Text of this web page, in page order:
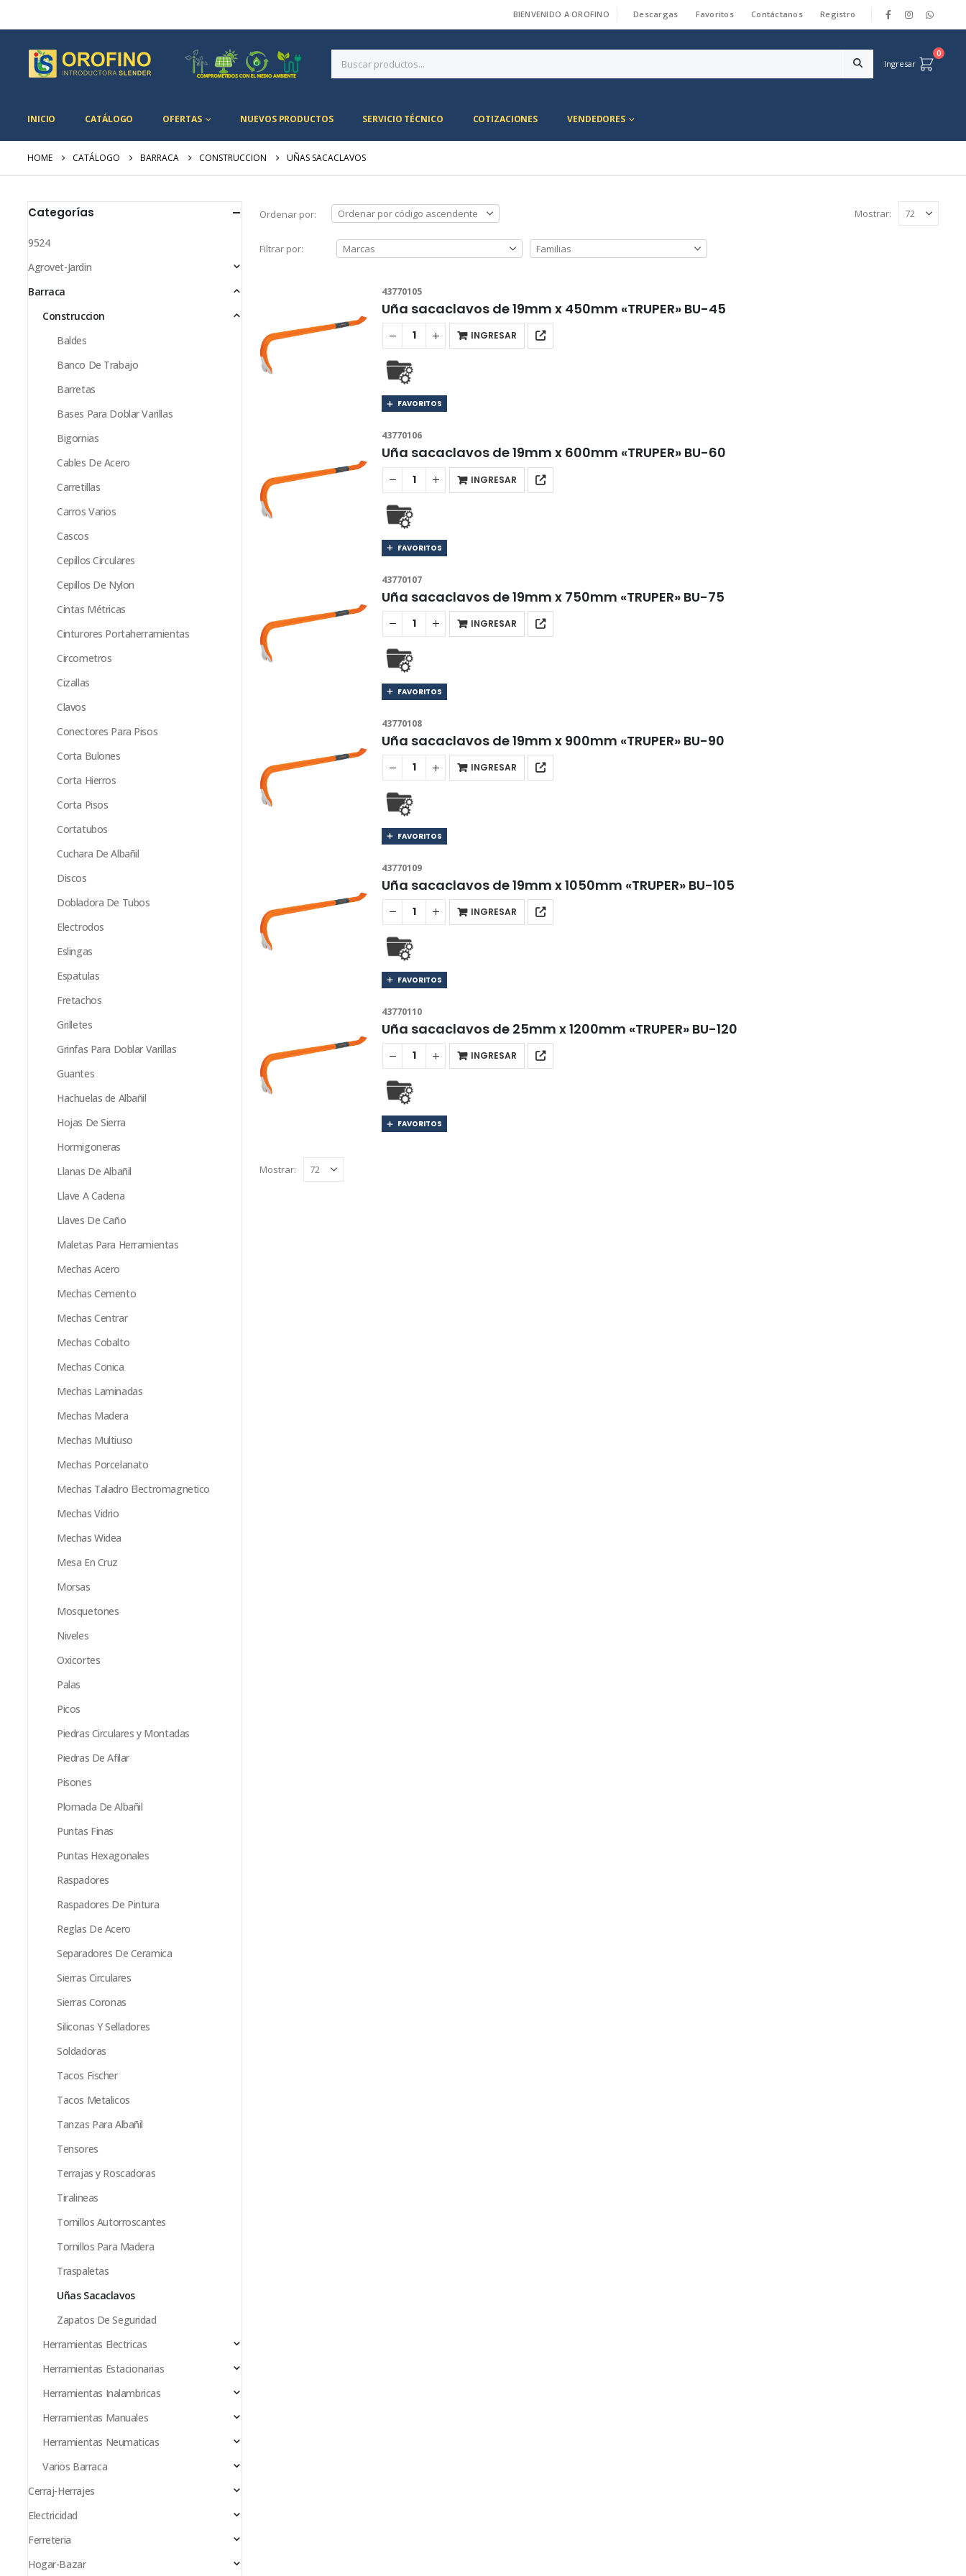
BIENVENIDO A OROFINO Descargas Favoritos Contáctanos Registro
Ingresar
0
INICIO CATÁLOGO OFERTAS NUEVOS PRODUCTOS SERVICIO TÉCNICO COTIZACIONES VENDEDORES
HOME CATÁLOGO BARRACA CONSTRUCCION UÑAS SACACLAVOS
Ordenar por: Mostrar:
Filtrar por:
43770105
Uña sacaclavos de 19mm x 450mm «TRUPER» BU-45
INGRESAR
FAVORITOS
43770106
Uña sacaclavos de 19mm x 600mm «TRUPER» BU-60
INGRESAR
FAVORITOS
43770107
Uña sacaclavos de 19mm x 750mm «TRUPER» BU-75
INGRESAR
FAVORITOS
43770108
Uña sacaclavos de 19mm x 900mm «TRUPER» BU-90
INGRESAR
FAVORITOS
43770109
Uña sacaclavos de 19mm x 1050mm «TRUPER» BU-105
INGRESAR
FAVORITOS
43770110
Uña sacaclavos de 25mm x 1200mm «TRUPER» BU-120
INGRESAR
FAVORITOS
Mostrar:
Categorías
9524
Agrovet-Jardin
Barraca
Construccion
Baldes
Banco De Trabajo
Barretas
Bases Para Doblar Varillas
Bigornias
Cables De Acero
Carretillas
Carros Varios
Cascos
Cepillos Circulares
Cepillos De Nylon
Cintas Métricas
Cinturores Portaherramientas
Circometros
Cizallas
Clavos
Conectores Para Pisos
Corta Bulones
Corta Hierros
Corta Pisos
Cortatubos
Cuchara De Albañil
Discos
Dobladora De Tubos
Electrodos
Eslingas
Espatulas
Fretachos
Grilletes
Grinfas Para Doblar Varillas
Guantes
Hachuelas de Albañil
Hojas De Sierra
Hormigoneras
Llanas De Albañil
Llave A Cadena
Llaves De Caño
Maletas Para Herramientas
Mechas Acero
Mechas Cemento
Mechas Centrar
Mechas Cobalto
Mechas Conica
Mechas Laminadas
Mechas Madera
Mechas Multiuso
Mechas Porcelanato
Mechas Taladro Electromagnetico
Mechas Vidrio
Mechas Widea
Mesa En Cruz
Morsas
Mosquetones
Niveles
Oxicortes
Palas
Picos
Piedras Circulares y Montadas
Piedras De Afilar
Pisones
Plomada De Albañil
Puntas Finas
Puntas Hexagonales
Raspadores
Raspadores De Pintura
Reglas De Acero
Separadores De Ceramica
Sierras Circulares
Sierras Coronas
Siliconas Y Selladores
Soldadoras
Tacos Fischer
Tacos Metalicos
Tanzas Para Albañil
Tensores
Terrajas y Roscadoras
Tiralineas
Tornillos Autorroscantes
Tornillos Para Madera
Traspaletas
Uñas Sacaclavos
Zapatos De Seguridad
Herramientas Electricas
Herramientas Estacionarias
Herramientas Inalambricas
Herramientas Manuales
Herramientas Neumaticas
Varios Barraca
Cerraj-Herrajes
Electricidad
Ferreteria
Hogar-Bazar